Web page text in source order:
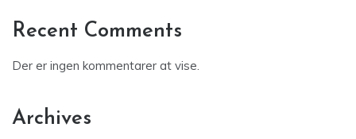
Recent Comments
Der er ingen kommentarer at vise.
Archives